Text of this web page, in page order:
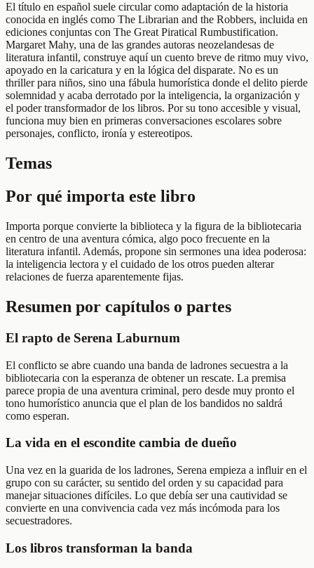
El título en español suele circular como adaptación de la historia
conocida en inglés como The Librarian and the Robbers, incluida en
ediciones conjuntas con The Great Piratical Rumbustification.
Margaret Mahy, una de las grandes autoras neozelandesas de
literatura infantil, construye aquí un cuento breve de ritmo muy vivo,
apoyado en la caricatura y en la lógica del disparate. No es un
thriller para niños, sino una fábula humorística donde el delito pierde
solemnidad y acaba derrotado por la inteligencia, la organización y
el poder transformador de los libros. Por su tono accesible y visual,
funciona muy bien en primeras conversaciones escolares sobre
personajes, conflicto, ironía y estereotipos.
Temas
Por qué importa este libro
Importa porque convierte la biblioteca y la figura de la bibliotecaria
en centro de una aventura cómica, algo poco frecuente en la
literatura infantil. Además, propone sin sermones una idea poderosa:
la inteligencia lectora y el cuidado de los otros pueden alterar
relaciones de fuerza aparentemente fijas.
Resumen por capítulos o partes
El rapto de Serena Laburnum
El conflicto se abre cuando una banda de ladrones secuestra a la
bibliotecaria con la esperanza de obtener un rescate. La premisa
parece propia de una aventura criminal, pero desde muy pronto el
tono humorístico anuncia que el plan de los bandidos no saldrá
como esperan.
La vida en el escondite cambia de dueño
Una vez en la guarida de los ladrones, Serena empieza a influir en el
grupo con su carácter, su sentido del orden y su capacidad para
manejar situaciones difíciles. Lo que debía ser una cautividad se
convierte en una convivencia cada vez más incómoda para los
secuestradores.
Los libros transforman la banda